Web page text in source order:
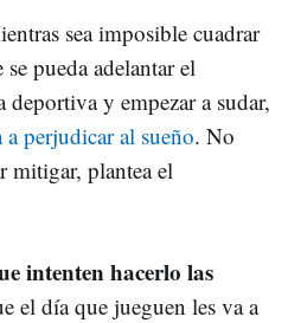
sea imposible cuadrar
pueda adelantar el
y empezar a sudar,
perjudicar al sueño. No
mitigar, plantea el
intenten hacerlo las
el día que jueguen les va a